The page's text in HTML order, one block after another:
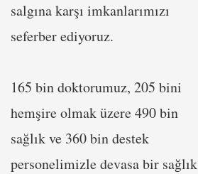
salgına karşı imkanlarımızı
seferber ediyoruz.
165 bin doktorumuz, 205 bini
hemşire olmak üzere 490 bin
sağlık ve 360 bin destek
personelimizle devasa bir sağlık